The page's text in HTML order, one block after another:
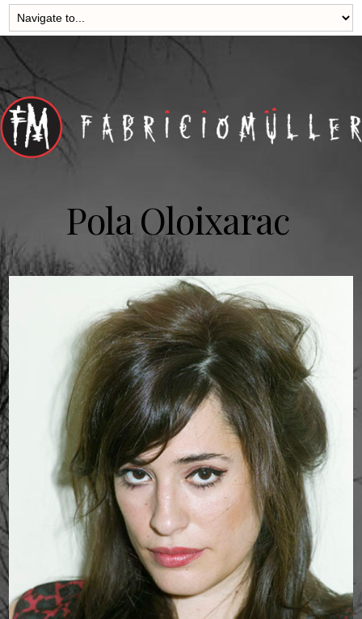
Pola Oloixarac